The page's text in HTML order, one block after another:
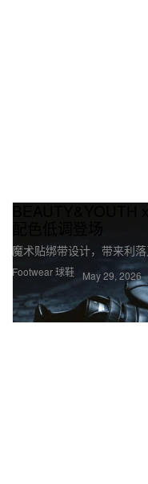
Footwear 球鞋
魔术贴绑带设计，带来利落
May 29, 2026